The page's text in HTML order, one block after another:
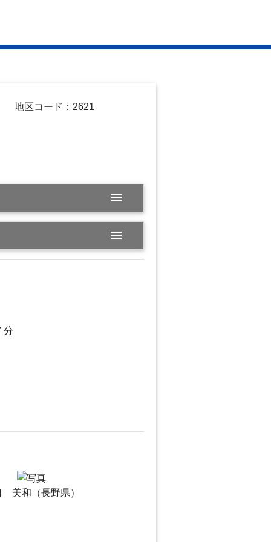
地区コード：2621
menu
menu
分
美和（長野県）